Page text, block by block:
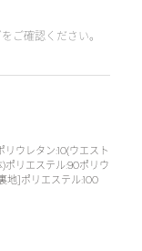
ご確認ください。
リウレタン:10(ウエスト
ポリエステル:90ポリウ
地]ポリエステル:100